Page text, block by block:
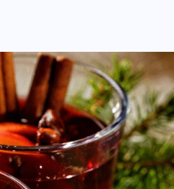
NAMAI IR SODAS
daržą nuo šliužų ir
nekenkiant augalams?
29 LIEPOS, 2026